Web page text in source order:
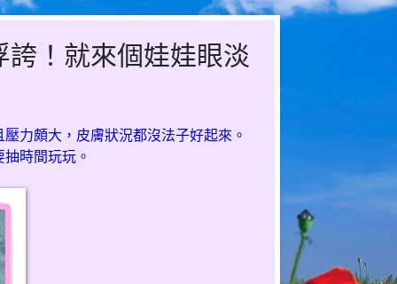
！就來個娃娃眼淡
力頗大，皮膚狀況都沒法子好起來。
時間玩玩。